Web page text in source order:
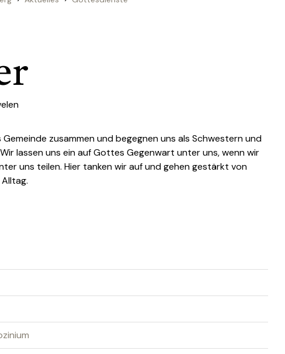
zusammen und begegnen uns als Schwestern und
lassen uns ein auf Gottes Gegenwart unter uns, wenn wir
uns teilen. Hier tanken wir auf und gehen gestärkt von